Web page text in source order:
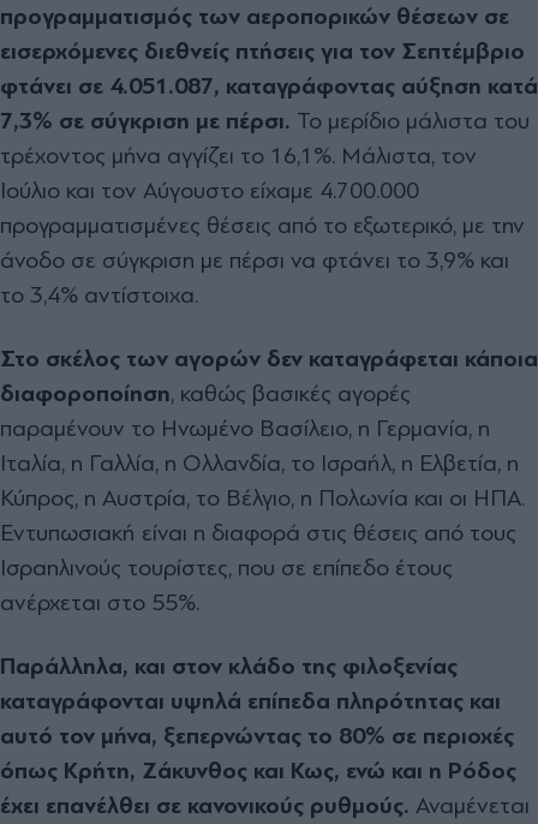
προγραμματισμός των αεροπορικών θέσεων σε
εισερχόμενες διεθνείς πτήσεις για τον Σεπτέμβριο
φτάνει σε 4.051.087, καταγράφοντας αύξηση κατά
7,3% σε σύγκριση με πέρσι. Το μερίδιο μάλιστα του
τρέχοντος μήνα αγγίζει το 16,1%. Μάλιστα, τον
Ιούλιο και τον Αύγουστο είχαμε 4.700.000
προγραμματισμένες θέσεις από το εξωτερικό, με την
άνοδο σε σύγκριση με πέρσι να φτάνει το 3,9% και
το 3,4% αντίστοιχα.
Στο σκέλος των αγορών δεν καταγράφεται κάποια
διαφοροποίηση, καθώς βασικές αγορές
παραμένουν το Ηνωμένο Βασίλειο, η Γερμανία, η
Ιταλία, η Γαλλία, η Ολλανδία, το Ισραήλ, η Ελβετία, η
Κύπρος, η Αυστρία, το Βέλγιο, η Πολωνία και οι ΗΠΑ.
Εντυπωσιακή είναι η διαφορά στις θέσεις από τους
Ισραηλινούς τουρίστες, που σε επίπεδο έτους
ανέρχεται στο 55%.
Παράλληλα, και στον κλάδο της φιλοξενίας
καταγράφονται υψηλά επίπεδα πληρότητας και
αυτό τον μήνα, ξεπερνώντας το 80% σε περιοχές
όπως Κρήτη, Ζάκυνθος και Κως, ενώ και η Ρόδος
έχει επανέλθει σε κανονικούς ρυθμούς. Αναμένεται